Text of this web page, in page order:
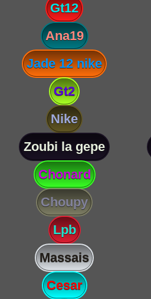
Gt12
Ana19
Jade 12 nike
Gt2
Nike
Zoubi la gepe
Chonard
Choupy
Lpb
Massais
Cesar